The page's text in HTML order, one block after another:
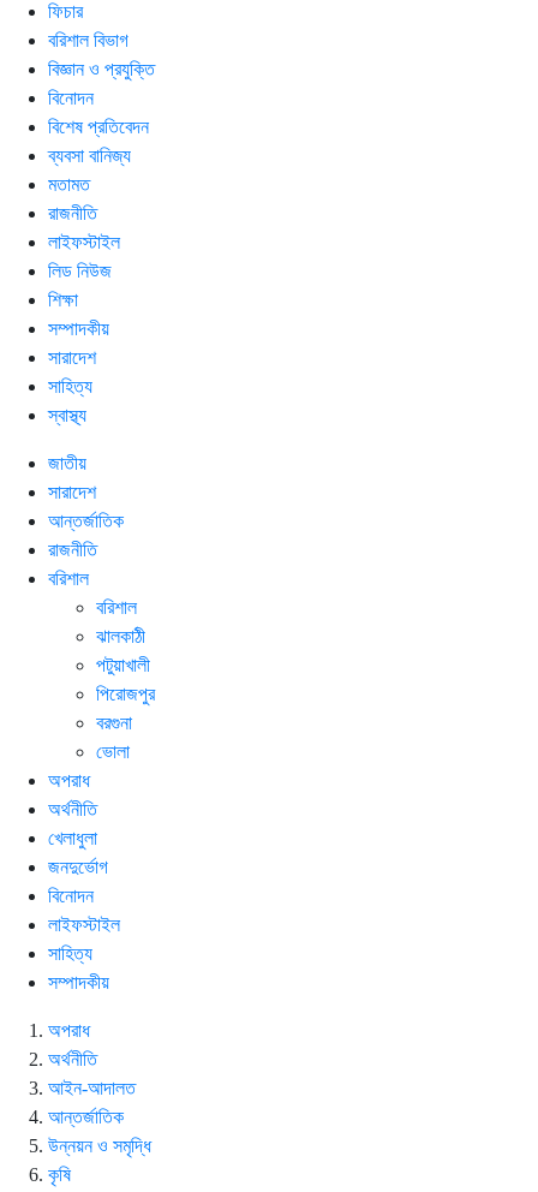
ফিচার
বরিশাল বিভাগ
বিজ্ঞান ও প্রযুক্তি
বিনোদন
বিশেষ প্রতিবেদন
ব্যবসা বানিজ্য
মতামত
রাজনীতি
লাইফস্টাইল
লিড নিউজ
শিক্ষা
সম্পাদকীয়
সারাদেশ
সাহিত্য
স্বাস্থ্য
জাতীয়
সারাদেশ
আন্তর্জাতিক
রাজনীতি
বরিশাল
বরিশাল
ঝালকাঠী
পটুয়াখালী
পিরোজপুর
বরগুনা
ভোলা
অপরাধ
অর্থনীতি
খেলাধুলা
জনদুর্ভোগ
বিনোদন
লাইফস্টাইল
সাহিত্য
সম্পাদকীয়
অপরাধ
অর্থনীতি
আইন-আদালত
আন্তর্জাতিক
উন্নয়ন ও সমৃদ্ধি
কৃষি